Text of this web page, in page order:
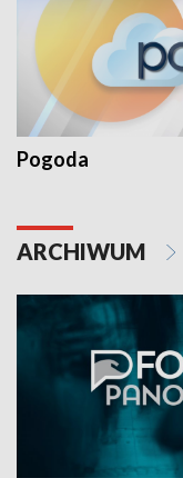
Pogoda
ARCHIWUM